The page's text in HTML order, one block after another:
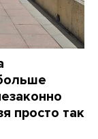
просто так